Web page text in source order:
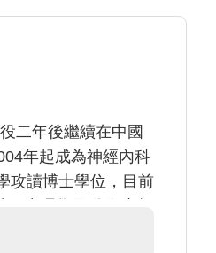
二年後繼續在中國
年起成為神經內科
攻讀博士學位，目前
皮質可塑性有關。